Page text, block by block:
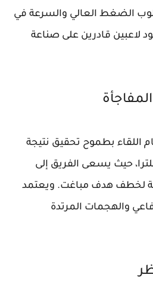
الضغط العالي والسرعة في
لاعبين قادرين على صناعة
اللقاء بطموح تحقيق نتيجة
حيث يسعى الفريق إلى
لخطف هدف مباغت. ويعتمد
والهجمات المرتدة